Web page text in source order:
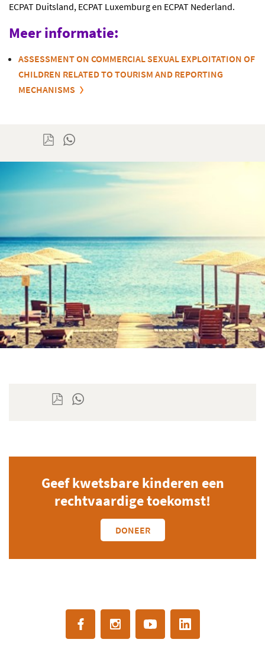
ECPAT Duitsland, ECPAT Luxemburg en ECPAT Nederland.
Meer informatie:
ASSESSMENT ON COMMERCIAL SEXUAL EXPLOITATION OF
CHILDREN RELATED TO TOURISM AND REPORTING
MECHANISMS
Geef kwetsbare kinderen een
rechtvaardige toekomst!
DONEER